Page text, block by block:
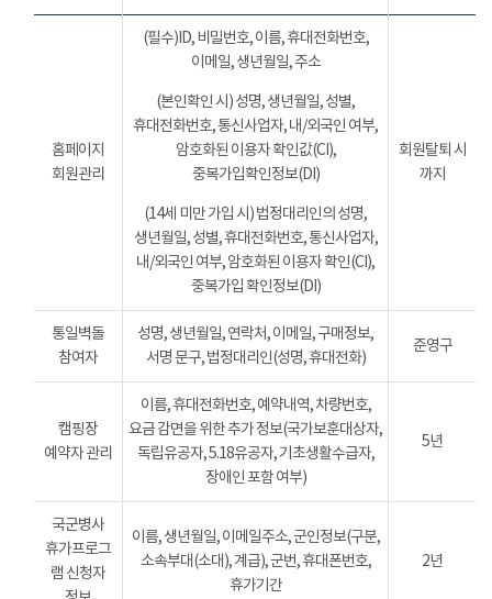
홈페이지
회원관리
(필수)ID, 비밀번호, 이름, 휴대전화번호,
이메일, 생년월일, 주소
(본인확인 시) 성명, 생년월일, 성별,
휴대전화번호, 통신사업자, 내/외국인 여부,
암호화된 이용자 확인값(CI),
중복가입확인정보(DI)
(14세 미만 가입 시) 법정대리인의 성명,
생년월일, 성별, 휴대전화번호, 통신사업자,
내/외국인 여부, 암호화된 이용자 확인(CI),
중복가입 확인정보(DI)
회원탈퇴 시
까지
통일벽돌
참여자
성명, 생년월일, 연락처, 이메일, 구매정보,
서명 문구, 법정대리인(성명, 휴대전화)
준영구
캠핑장
예약자 관리
이름, 휴대전화번호, 예약내역, 차량번호,
요금 감면을 위한 추가 정보(국가보훈대상자,
독립유공자, 5.18유공자, 기초생활수급자,
장애인 포함 여부)
5년
국군병사
휴가프로그
램 신청자
이름, 생년월일, 이메일주소, 군인정보(구분,
소속부대(소대), 계급), 군번, 휴대폰번호,
휴가기간
2년